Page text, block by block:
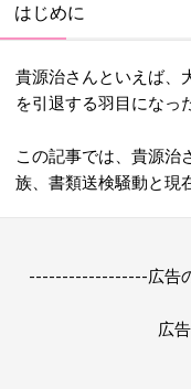
はじめに
貴源治さんといえば、
を引退する羽目になっ
この記事では、貴源治
族、書類送検騒動と現
------------------広告
広